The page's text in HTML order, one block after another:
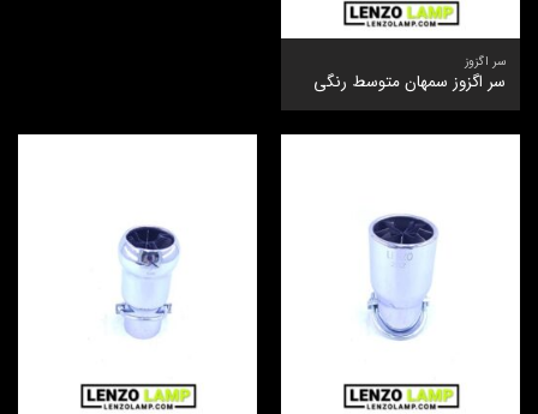
سر اگزوز
سر اگزوز سمهان متوسط رنگی